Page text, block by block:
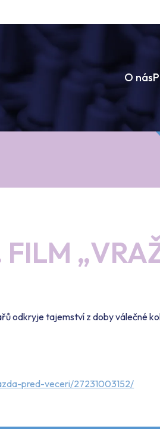
O nás
FILM
odkryje tajemství z doby válečné
pred-veceri/27231003152/